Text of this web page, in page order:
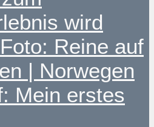
wird
Reine auf
| Norwegen
Mein erstes